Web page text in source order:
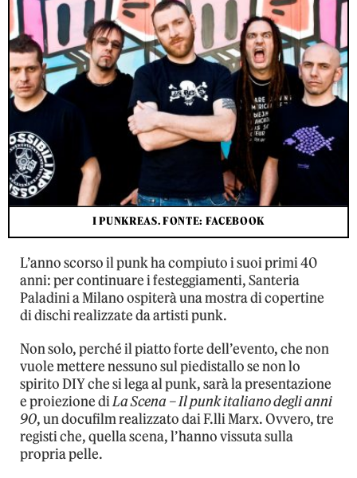
I PUNKREAS. FONTE: FACEBOOK
L’anno scorso il punk ha compiuto i suoi primi 40
anni: per continuare i festeggiamenti, Santeria
Paladini a Milano ospiterà una mostra di copertine
di dischi realizzate da artisti punk.
Non solo, perché il piatto forte dell’evento, che non
vuole mettere nessuno sul piedistallo se non lo
spirito DIY che si lega al punk, sarà la presentazione
e proiezione diLa Scena – Il punk italiano degli anni
90, un docufilm realizzato dai F.lli Marx. Ovvero, tre
registi che, quella scena, l’hanno vissuta sulla
propria pelle.